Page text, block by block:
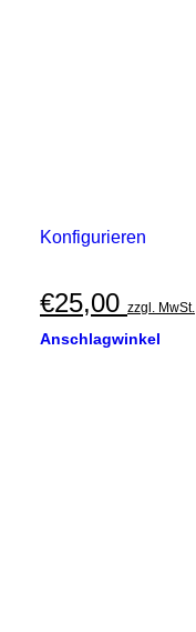
Konfigurieren
€25,00 zzgl. MwSt.
Anschlagwinkel